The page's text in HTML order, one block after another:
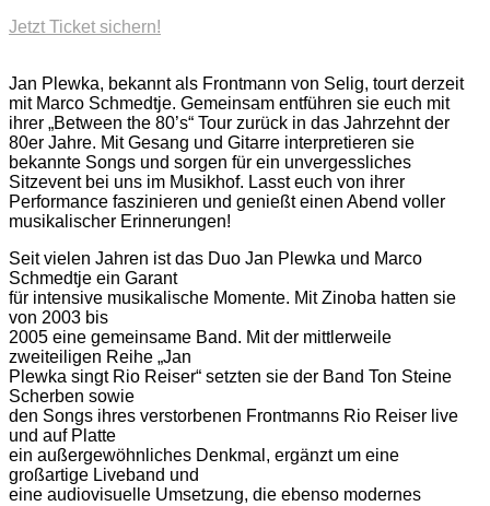
Jetzt Ticket sichern!
Jan Plewka, bekannt als Frontmann von Selig, tourt derzeit
mit Marco Schmedtje. Gemeinsam entführen sie euch mit
ihrer „Between the 80’s“ Tour zurück in das Jahrzehnt der
80er Jahre. Mit Gesang und Gitarre interpretieren sie
bekannte Songs und sorgen für ein unvergessliches
Sitzevent bei uns im Musikhof. Lasst euch von ihrer
Performance faszinieren und genießt einen Abend voller
musikalischer Erinnerungen!
Seit vielen Jahren ist das Duo Jan Plewka und Marco
Schmedtje ein Garant
für intensive musikalische Momente. Mit Zinoba hatten sie
von 2003 bis
2005 eine gemeinsame Band. Mit der mittlerweile
zweiteiligen Reihe „Jan
Plewka singt Rio Reiser“ setzten sie der Band Ton Steine
Scherben sowie
den Songs ihres verstorbenen Frontmanns Rio Reiser live
und auf Platte
ein außergewöhnliches Denkmal, ergänzt um eine
großartige Liveband und
eine audiovisuelle Umsetzung, die ebenso modernes